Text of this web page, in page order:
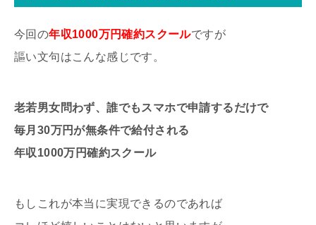
今回の年収1000万円確約スクールですが
謳い文句はこんな感じです。
老若男女問わず、誰でもスマホで申請するだけで
毎月30万円が無条件で給付される
年収1000万円確約スクール
もしこれが本当に実現できるのであれば